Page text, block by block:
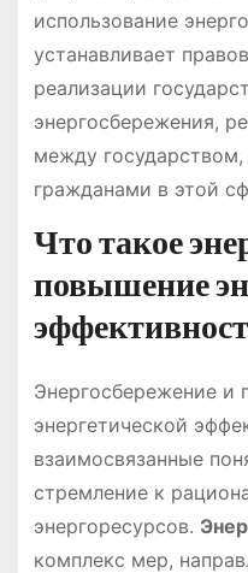
использование
устанавливает
реализации
энергосбережения,
между
гражданами в этой
Что такое
повышение
Энергосбережение и
энергетической
взаимосвязанные
стремление к
энергоресурсов․
комплекс мер,